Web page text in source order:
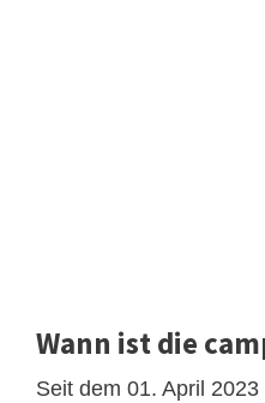
Wann ist die
Seit dem 01. April